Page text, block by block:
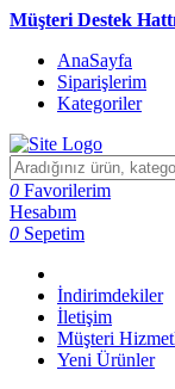
Müşteri Destek
AnaSayfa
Siparişlerim
Kategoriler
0 Favorilerim
Hesabım
0 Sepetim
İndirimdekiler
İletişim
Müşteri
Yeni Ürünler